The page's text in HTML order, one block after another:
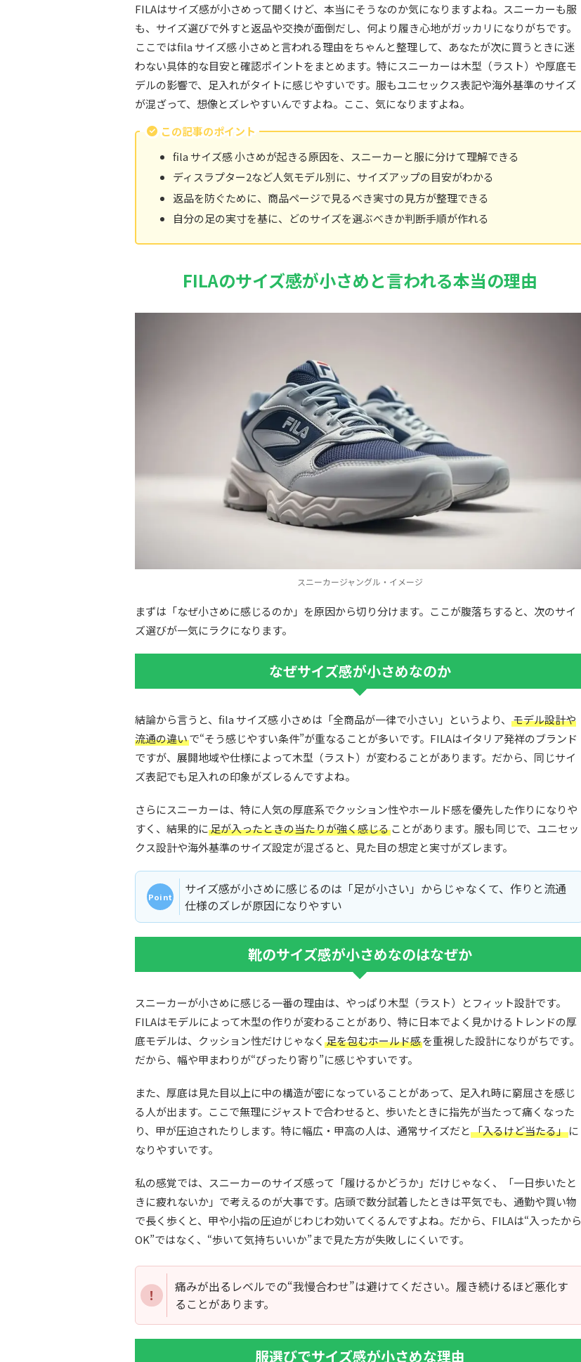
FILAはサイズ感が小さめって聞くけど、本当にそうなのか気になりますよね。スニーカーも服
も、サイズ選びで外すと返品や交換が面倒だし、何より履き心地がガッカリになりがちです。
ここではfila サイズ感 小さめと言われる理由をちゃんと整理して、あなたが次に買うときに迷
わない具体的な目安と確認ポイントをまとめます。特にスニーカーは木型（ラスト）や厚底モ
デルの影響で、足入れがタイトに感じやすいです。服もユニセックス表記や海外基準のサイズ
が混ざって、想像とズレやすいんですよね。ここ、気になりますよね。
この記事のポイント
fila サイズ感 小さめが起きる原因を、スニーカーと服に分けて理解できる
ディスラプター2など人気モデル別に、サイズアップの目安がわかる
返品を防ぐために、商品ページで見るべき実寸の見方が整理できる
自分の足の実寸を基に、どのサイズを選ぶべきか判断手順が作れる
FILAのサイズ感が小さめと言われる本当の理由
スニーカージャングル・イメージ
まずは「なぜ小さめに感じるのか」を原因から切り分けます。ここが腹落ちすると、次のサイ
ズ選びが一気にラクになります。
なぜサイズ感が小さめなのか
結論から言うと、fila サイズ感 小さめは「全商品が一律で小さい」というより、 モデル設計や
流通の違いで“そう感じやすい条件”が重なることが多いです。FILAはイタリア発祥のブランド
ですが、展開地域や仕様によって木型（ラスト）が変わることがあります。だから、同じサイ
ズ表記でも足入れの印象がズレるんですよね。
さらにスニーカーは、特に人気の厚底系でクッション性やホールド感を優先した作りになりや
すく、結果的に足が入ったときの当たりが強く感じることがあります。服も同じで、ユニセッ
クス設計や海外基準のサイズ設定が混ざると、見た目の想定と実寸がズレます。
サイズ感が小さめに感じるのは「足が小さい」からじゃなくて、作りと流通
仕様のズレが原因になりやすい
靴のサイズ感が小さめなのはなぜか
スニーカーが小さめに感じる一番の理由は、やっぱり木型（ラスト）とフィット設計です。
FILAはモデルによって木型の作りが変わることがあり、特に日本でよく見かけるトレンドの厚
底モデルは、クッション性だけじゃなく 足を包むホールド感を重視した設計になりがちです。
だから、幅や甲まわりが“ぴったり寄り”に感じやすいです。
また、厚底は見た目以上に中の構造が密になっていることがあって、足入れ時に窮屈さを感じ
る人が出ます。ここで無理にジャストで合わせると、歩いたときに指先が当たって痛くなった
り、甲が圧迫されたりします。特に幅広・甲高の人は、通常サイズだと「入るけど当たる」に
なりやすいです。
私の感覚では、スニーカーのサイズ感って「履けるかどうか」だけじゃなく、「一日歩いたと
きに疲れないか」で考えるのが大事です。店頭で数分試着したときは平気でも、通勤や買い物
で長く歩くと、甲や小指の圧迫がじわじわ効いてくるんですよね。だから、FILAは“入ったから
OK”ではなく、“歩いて気持ちいいか”まで見た方が失敗しにくいです。
痛みが出るレベルでの“我慢合わせ”は避けてください。履き続けるほど悪化す
ることがあります。
服選びでサイズ感が小さめな理由